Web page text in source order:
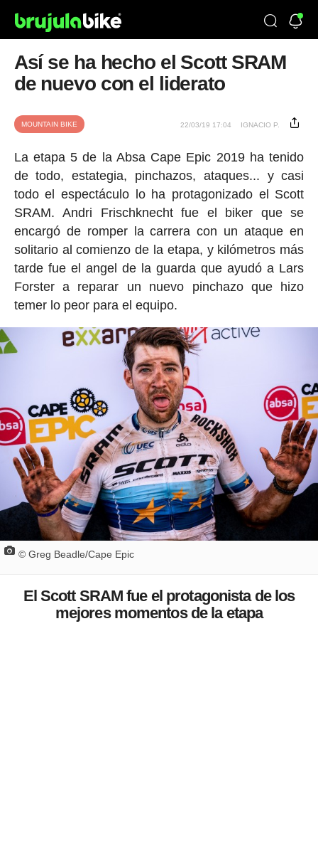
Así se ha hecho el Scott SRAM
de nuevo con el liderato
MOUNTAIN BIKE 22/03/19 17:04 IGNACIO P.
La etapa 5 de la Absa Cape Epic 2019 ha tenido
de todo, estategia, pinchazos, ataques... y casi
todo el espectáculo lo ha protagonizado el Scott
SRAM. Andri Frischknecht fue el biker que se
encargó de romper la carrera con un ataque en
solitario al comienzo de la etapa, y kilómetros más
tarde fue el angel de la guarda que ayudó a Lars
Forster a reparar un nuevo pinchazo que hizo
temer lo peor para el equipo.
© Greg Beadle/Cape Epic
El Scott SRAM fue el protagonista de los
mejores momentos de la etapa